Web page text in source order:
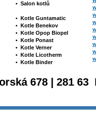
• Salon kotlů
• Kotle Guntamatic
• Kotle Benekov
• Kotle Opop Biopel
• Kotle Ponast
• Kotle Verner
• Kotle Licotherm
• Kotle Binder
678 | 281